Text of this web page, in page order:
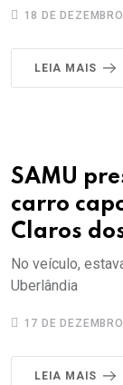
18 DE
LEIA MAIS
SAMU
carro
Claros
No veículo,
Uberlândia
17 DE
LEIA MAIS